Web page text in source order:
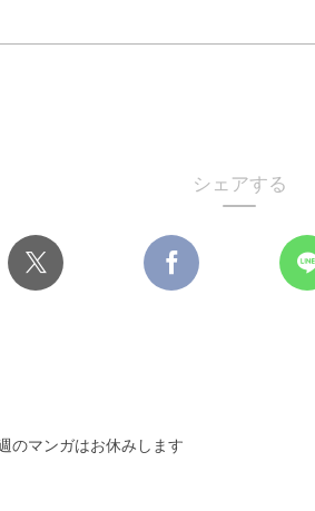
シェアする
のマンガはお休みします